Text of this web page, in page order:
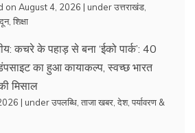
on August 4, 2026 | underउत्तराखंड
, शिक्षा
कचरे के पहाड़ से बना ‘ईको पार्क’: 40
का हुआ कायाकल्प, स्वच्छ भारत
मिसाल
| underउपलब्धि ताजा खबर देश, पर्यावरण &